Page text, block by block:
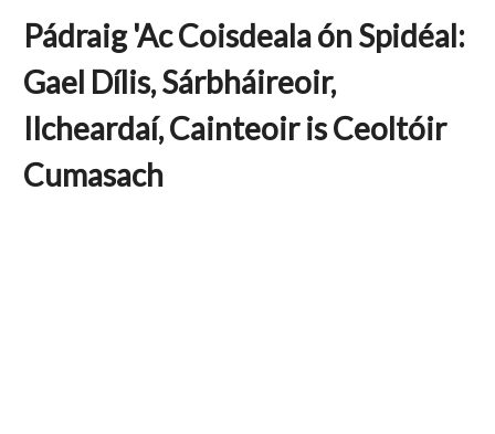
Pádraig 'Ac Coisdeala ón Spidéal:
Gael Dílis, Sárbháireoir,
Ilcheardaí, Cainteoir is Ceoltóir
Cumasach